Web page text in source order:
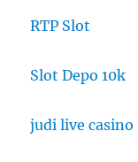
RTP Slot
Slot Depo 10k
judi live casino